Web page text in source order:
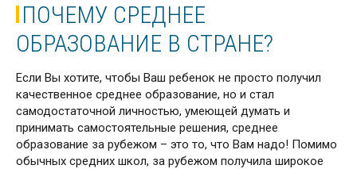
ПОЧЕМУ СРЕДНЕЕ
ОБРАЗОВАНИЕ В СТРАНЕ?
Если Вы хотите, чтобы Ваш ребенок не просто получил
качественное среднее образование, но и стал
самодостаточной личностью, умеющей думать и
принимать самостоятельные решения, среднее
образование за рубежом – это то, что Вам надо! Помимо
обычных средних школ, за рубежом получила широкое